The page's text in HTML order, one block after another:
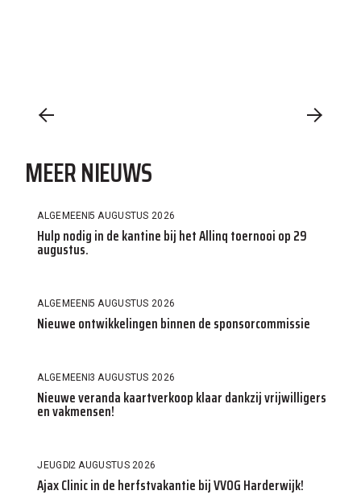
MEER NIEUWS
ALGEMEEN5 AUGUSTUS 2026
Hulp nodig in de kantine bij het Allinq toernooi op 29
augustus.
ALGEMEEN5 AUGUSTUS 2026
Nieuwe ontwikkelingen binnen de sponsorcommissie
ALGEMEEN3 AUGUSTUS 2026
Nieuwe veranda kaartverkoop klaar dankzij vrijwilligers
en vakmensen!
JEUGD2 AUGUSTUS 2026
Ajax Clinic in de herfstvakantie bij VVOG Harderwijk!